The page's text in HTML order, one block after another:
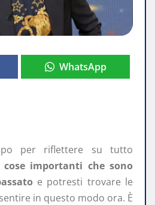
WhatsApp
per riflettere su tutto
cose importanti che sono
e potresti trovare le
in questo modo ora. È